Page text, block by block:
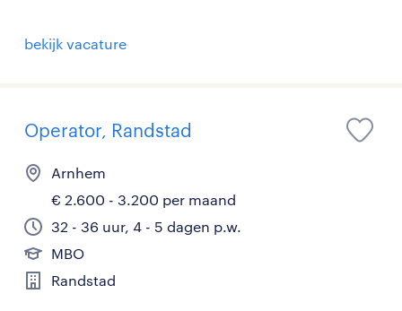
bekijk vacature
Operator, Randstad
Arnhem
€ 2.600 - 3.200 per maand
32 - 36 uur, 4 - 5 dagen p.w.
MBO
Randstad